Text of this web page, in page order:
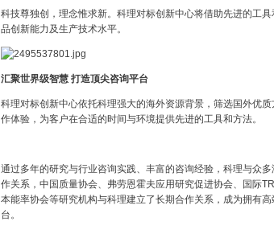
科技尊独创，理念惟求新。科理对标创新中心将借助先进的工
品创新能力及生产技术水平。
汇聚世界级智慧 打造顶尖咨询平台
科理对标创新中心依托科理强大的海外资源背景，筛选国外优
作体验，为客户在合适的时间与环境提供先进的工具和方法。
通过多年的研究与行业咨询实践、丰富的咨询经验，科理与众
作关系，中国质量协会、弗劳恩霍夫应用研究促进协会、国际
本能率协会等研究机构与科理建立了长期合作关系，成为拥有
台。